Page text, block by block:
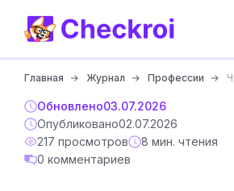
Главная Журнал Профессии
Обновлено03.07.2026
Опубликовано02.07.2026
217 просмотров
8 мин. чтения
0 комментариев